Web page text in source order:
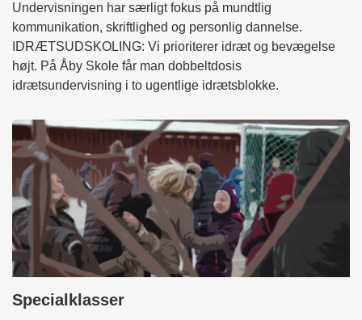
Undervisningen har særligt fokus på mundtlig
kommunikation, skriftlighed og personlig dannelse.
IDRÆTSUDSKOLING: Vi prioriterer idræt og bevægelse
højt. På Åby Skole får man dobbeltdosis
idrætsundervisning i to ugentlige idrætsblokke.
Specialklasser